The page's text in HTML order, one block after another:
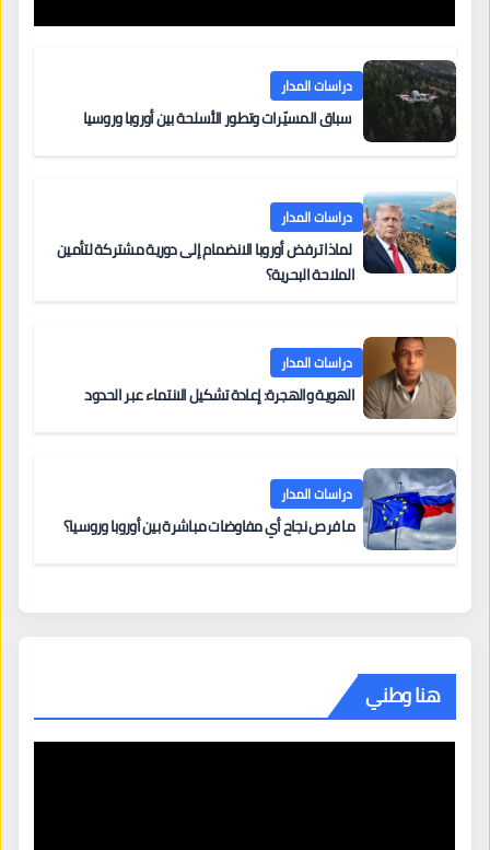
دراسات المدار
سباق المسيّرات وتطور الأسلحة بين أوروبا وروسيا
دراسات المدار
لماذا ترفض أوروبا الانضمام إلى دورية مشتركة لتأمين
الملاحة البحرية؟
دراسات المدار
الهوية والهجرة: إعادة تشكيل الانتماء عبر الحدود
دراسات المدار
ما فرص نجاح أي مفاوضات مباشرة بين أوروبا وروسيا؟
هنا وطني